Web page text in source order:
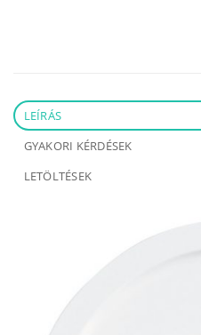
LEÍRÁS
GYAKORI KÉRDÉSEK
LETÖLTÉSEK